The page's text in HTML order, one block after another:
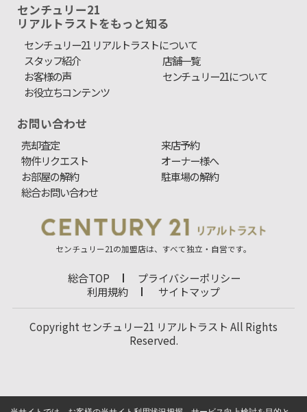
センチュリー21
リアルトラストをもっと知る
センチュリー21 リアルトラストについて
スタッフ紹介
店舗一覧
お客様の声
センチュリー21について
お役立ちコンテンツ
お問い合わせ
売却査定
来店予約
物件リクエスト
オーナー様へ
お部屋の解約
駐車場の解約
総合お問い合わせ
センチュリー21の加盟店は、すべて独立・自営です。
総合TOP
プライバシーポリシー
利用規約
サイトマップ
Copyright センチュリー21 リアルトラスト All Rights
Reserved.